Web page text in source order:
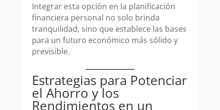
Integrar esta opción en la planificación
financiera personal no solo brinda
tranquilidad, sino que establece las bases
para un futuro económico más sólido y
previsible.
Estrategias para Potenciar
el Ahorro y los
Rendimientos en un